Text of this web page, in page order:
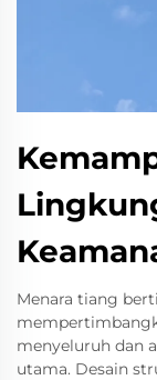
Menara tiang
menyeluruh dan
utama. Desain